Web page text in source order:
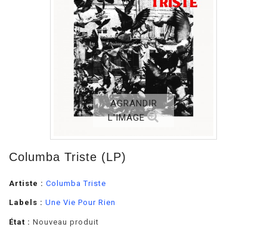
AGRANDIR
L'IMAGE
Columba Triste (LP)
Artiste : Columba Triste
Labels : Une Vie Pour Rien
État : Nouveau produit